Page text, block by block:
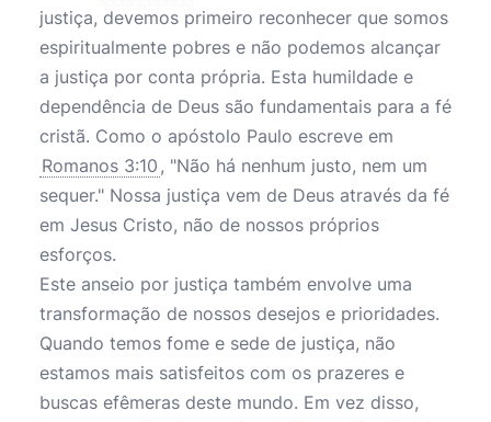
justiça, devemos primeiro reconhecer que somos
espiritualmente pobres e não podemos alcançar
a justiça por conta própria. Esta humildade e
dependência de Deus são fundamentais para a fé
cristã. Como o apóstolo Paulo escreve em
Romanos 3:10 , "Não há nenhum justo, nem um
sequer." Nossa justiça vem de Deus através da fé
em Jesus Cristo, não de nossos próprios
esforços.
Este anseio por justiça também envolve uma
transformação de nossos desejos e prioridades.
Quando temos fome e sede de justiça, não
estamos mais satisfeitos com os prazeres e
buscas efêmeras deste mundo. Em vez disso,